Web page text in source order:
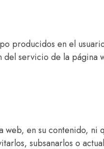
producidos en el
servicio de la página
en su contenido, ni
subsanarlos o